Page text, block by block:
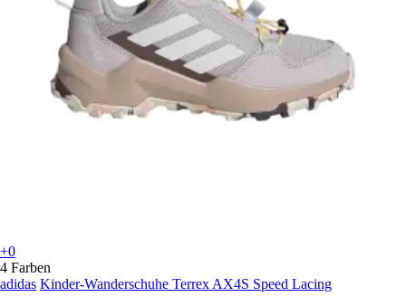
+0
4 Farben
adidas Kinder-Wanderschuhe Terrex AX4S Speed Lacing